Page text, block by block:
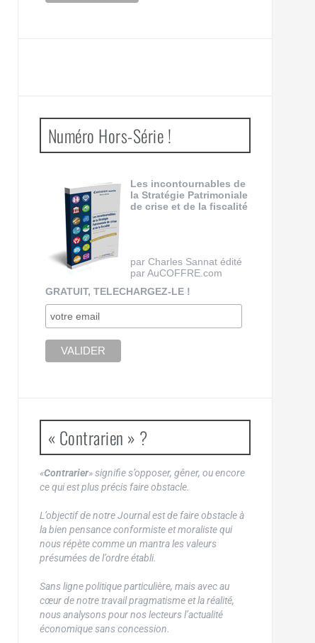
Numéro Hors-Série !
Les incontournables de
la Stratégie Patrimoniale
de crise et de la fiscalité
par Charles Sannat édité
par AuCOFFRE.com
GRATUIT, TELECHARGEZ-LE !
« Contrarien » ?
«Contrarier» signifie s’opposer, gêner, ou encore
ce qui est plus précis faire obstacle.
L’objectif de notre Journal est de faire obstacle à
la bien pensance conformiste et moraliste qui
nous répète comme un mantra les valeurs
présumées de l’ordre établi.
Sans ligne politique particulière, mais avec au
cœur de notre travail pragmatisme et la réalité,
nous analysons pour nos lecteurs l’actualité
économique sans concession.